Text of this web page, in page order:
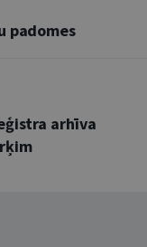
padomes
arhīva